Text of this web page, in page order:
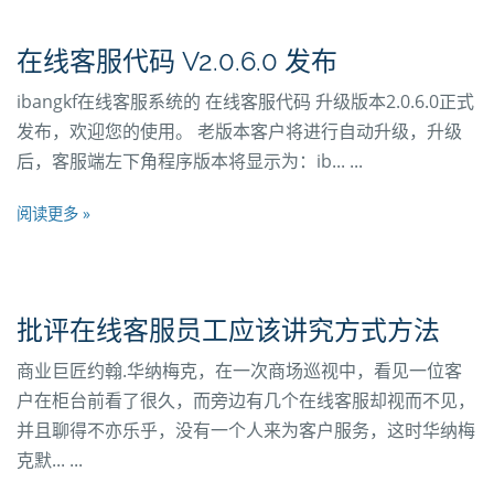
在线客服代码 V2.0.6.0 发布
ibangkf在线客服系统的 在线客服代码 升级版本2.0.6.0正式
发布，欢迎您的使用。 老版本客户将进行自动升级，升级
后，客服端左下角程序版本将显示为：ib... ...
阅读更多 »
批评在线客服员工应该讲究方式方法
商业巨匠约翰.华纳梅克，在一次商场巡视中，看见一位客
户在柜台前看了很久，而旁边有几个在线客服却视而不见，
并且聊得不亦乐乎，没有一个人来为客户服务，这时华纳梅
克默... ...